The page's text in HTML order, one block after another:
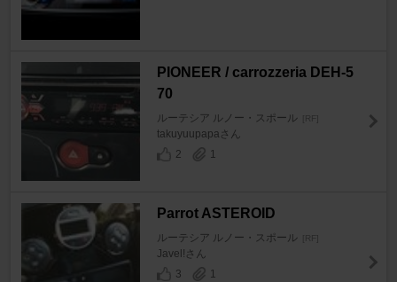
PIONEER / carrozzeria DEH-5
70
ルーテシア ルノー・スポール [RF]
takuyuupapaさん
2
1
Parrot ASTEROID
ルーテシア ルノー・スポール [RF]
Javel!さん
3
1